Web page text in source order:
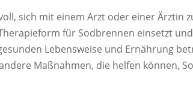
sich mit einem Arzt oder einer Ärztin
für Sodbrennen einsetzt
Lebensweise und Ernährung
Maßnahmen, die helfen können,